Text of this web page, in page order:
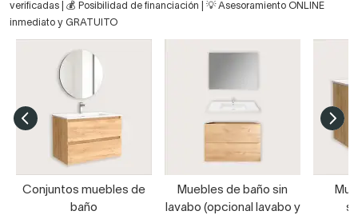
verificadas | 💰 Posibilidad de financiación | 💡 Asesoramiento ONLINE
inmediato y GRATUITO
Conjuntos muebles de
baño
Muebles de baño sin
lavabo (opcional lavabo y